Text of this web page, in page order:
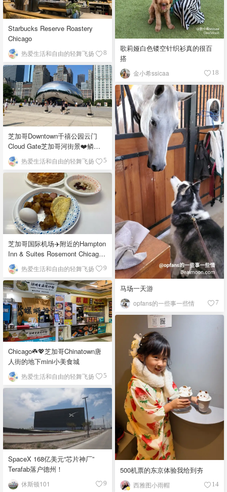
歌莉娅白色镂空针织衫真的很百
搭
金小希ssicaa 18
Starbucks Reserve Roastery
Chicago
热爱生活和自由的轻舞飞扬 8
芝加哥Downtown千禧公园云门
Cloud Gate芝加哥河街景❤️鳞次
栉比的高楼
热爱生活和自由的轻舞飞扬 5
马场一天游
opfans的一些事一些情 7
芝加哥国际机场✈️附近的Hampton
Inn & Suites Rosemont Chicago
O'Hare自助早餐
热爱生活和自由的轻舞飞扬 9
Chicago☘️💖芝加哥Chinatown唐
人街的地下mini小美食城
热爱生活和自由的轻舞飞扬 5
500机票的东京体验我给到夯
西雅图小雨帽 14
SpaceX 168亿美元“芯片神厂”
Terafab落户德州！
休斯顿101 9